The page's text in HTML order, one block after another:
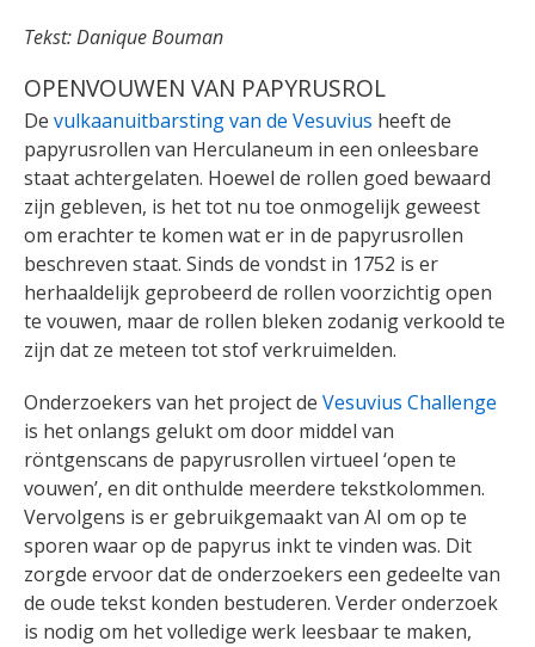
Tekst: Danique Bouman
OPENVOUWEN VAN PAPYRUSROL
De vulkaanuitbarsting van de Vesuvius heeft de
papyrusrollen van Herculaneum in een onleesbare
staat achtergelaten. Hoewel de rollen goed bewaard
zijn gebleven, is het tot nu toe onmogelijk geweest
om erachter te komen wat er in de papyrusrollen
beschreven staat. Sinds de vondst in 1752 is er
herhaaldelijk geprobeerd de rollen voorzichtig open
te vouwen, maar de rollen bleken zodanig verkoold te
zijn dat ze meteen tot stof verkruimelden.
Onderzoekers van het project de Vesuvius Challenge
is het onlangs gelukt om door middel van
röntgenscans de papyrusrollen virtueel ‘open te
vouwen’, en dit onthulde meerdere tekstkolommen.
Vervolgens is er gebruikgemaakt van AI om op te
sporen waar op de papyrus inkt te vinden was. Dit
zorgde ervoor dat de onderzoekers een gedeelte van
de oude tekst konden bestuderen. Verder onderzoek
is nodig om het volledige werk leesbaar te maken,